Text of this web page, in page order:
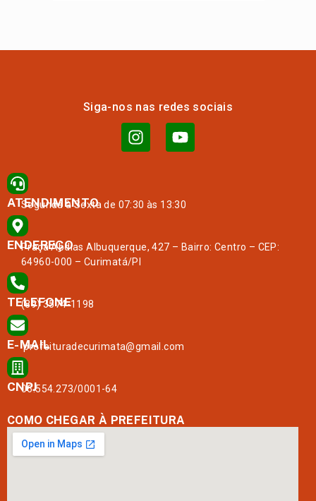
Siga-nos nas redes sociais
ATENDIMENTO
Segunda à Sexta de 07:30 às 13:30
ENDEREÇO
Praça Abdias Albuquerque, 427 – Bairro: Centro – CEP:
64960-000 – Curimatá/PI
TELEFONE
(89) 3574-1198
E-MAIL
prefeituradecurimata@gmail.com
CNPJ
06.554.273/0001-64
COMO CHEGAR À PREFEITURA